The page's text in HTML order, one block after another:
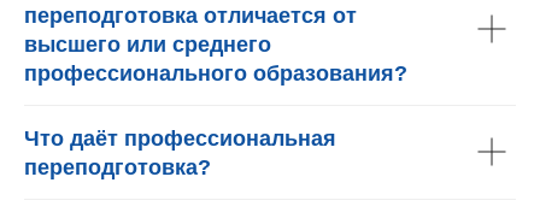
переподготовка отличается от
высшего или среднего
профессионального образования?
Что даёт профессиональная
переподготовка?